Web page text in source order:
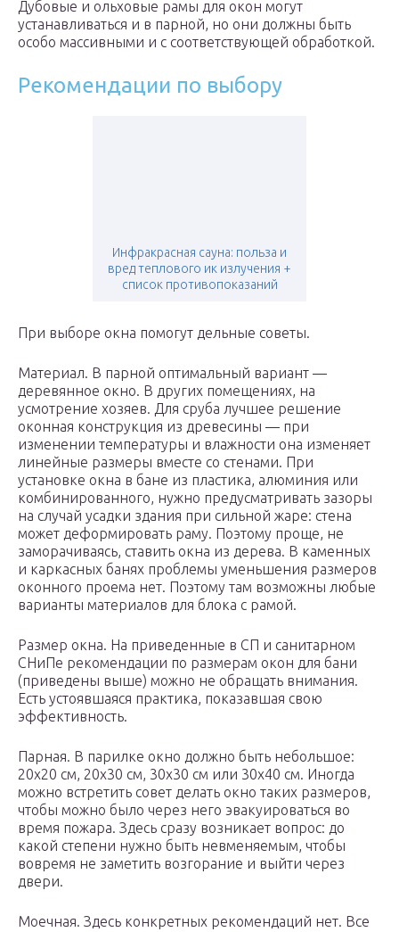
Дубовые и ольховые рамы для окон могут
устанавливаться и в парной, но они должны быть
особо массивными и с соответствующей обработкой.
Рекомендации по выбору
Инфракрасная сауна: польза и
вред теплового ик излучения +
список противопоказаний
При выборе окна помогут дельные советы.
Материал. В парной оптимальный вариант —
деревянное окно. В других помещениях, на
усмотрение хозяев. Для сруба лучшее решение
оконная конструкция из древесины — при
изменении температуры и влажности она изменяет
линейные размеры вместе со стенами. При
установке окна в бане из пластика, алюминия или
комбинированного, нужно предусматривать зазоры
на случай усадки здания при сильной жаре: стена
может деформировать раму. Поэтому проще, не
заморачиваясь, ставить окна из дерева. В каменных
и каркасных банях проблемы уменьшения размеров
оконного проема нет. Поэтому там возможны любые
варианты материалов для блока с рамой.
Размер окна. На приведенные в СП и санитарном
СНиПе рекомендации по размерам окон для бани
(приведены выше) можно не обращать внимания.
Есть устоявшаяся практика, показавшая свою
эффективность.
Парная. В парилке окно должно быть небольшое:
20х20 см, 20х30 см, 30х30 см или 30х40 см. Иногда
можно встретить совет делать окно таких размеров,
чтобы можно было через него эвакуироваться во
время пожара. Здесь сразу возникает вопрос: до
какой степени нужно быть невменяемым, чтобы
вовремя не заметить возгорание и выйти через
двери.
Моечная. Здесь конкретных рекомендаций нет. Все